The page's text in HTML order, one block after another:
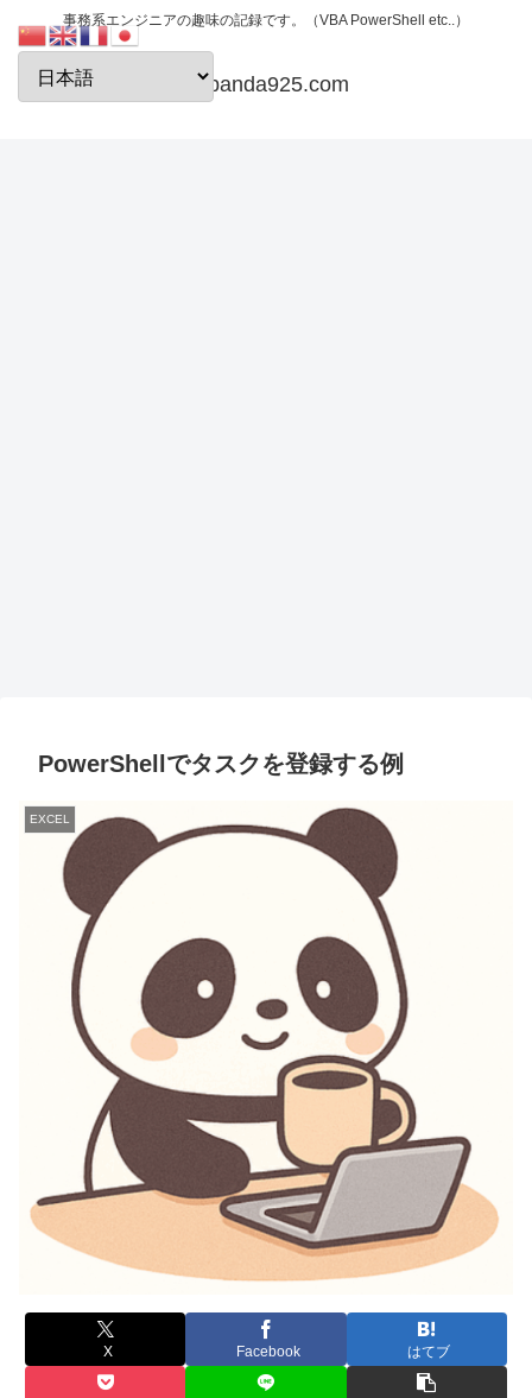
事務系エンジニアの趣味の記録です。（VBA PowerShell etc..）
papanda925.com
PowerShellでタスクを登録する例
EXCEL
X Facebook はてブ